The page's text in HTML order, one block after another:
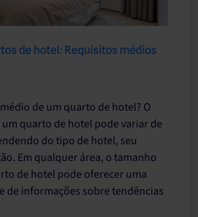
de hotel: Requisitos médios
de um quarto de hotel? O
quarto de hotel pode variar de
do tipo de hotel, seu
Em qualquer área, o tamanho
de hotel pode oferecer uma
de informações sobre tendências